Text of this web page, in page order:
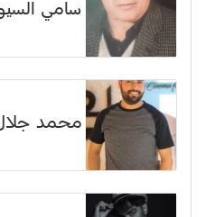
سامي
محمد